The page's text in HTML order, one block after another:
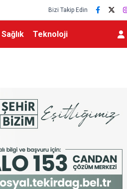
Bizi Takip Edin
Sağlık Teknoloji
var”